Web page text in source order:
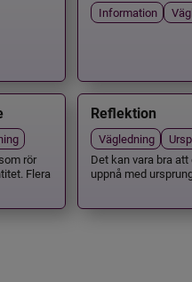
Information
rör
Flera
Reflektion
Vägledning
Det kan vara bra
uppnå med